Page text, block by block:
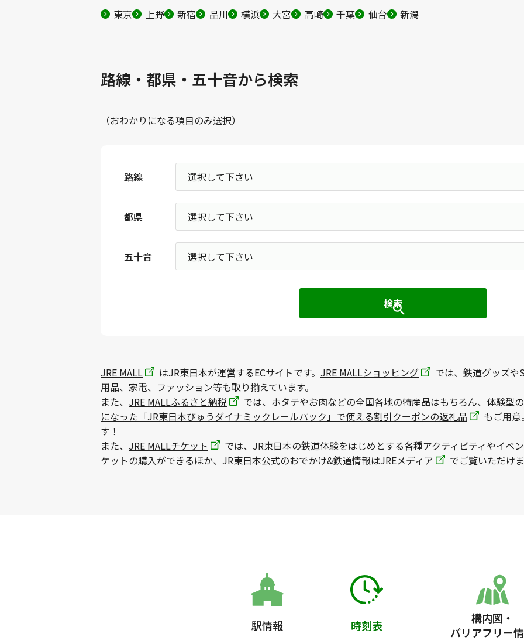
東京 上野 新宿 品川 横浜 大宮 高崎 千葉 仙台 新潟
路線・都県・五十音から検索
（おわかりになる項目のみ選択）
路線
都県
五十音
JRE MALL はJR東日本が運営するECサイトです。 JRE MALLショッピング
では、鉄道グッズ
用品、家電、ファッション等も取り揃えています。
また、 JRE MALLふるさと納税
では、ホタテやお肉などの全国各地の特産品はもちろん、体験型
になった「JR東日本びゅうダイナミックレールパック」で使える割引クーポンの返礼品
もご用
す！
また、 JRE MALLチケット
では、JR東日本の鉄道体験をはじめとする各種アクティビティやイベ
ケットの購入ができるほか、JR東日本公式のおでかけ&鉄道情報はJREメディア でご覧いただけ
駅情報 時刻表
構内図・
バリアフリー